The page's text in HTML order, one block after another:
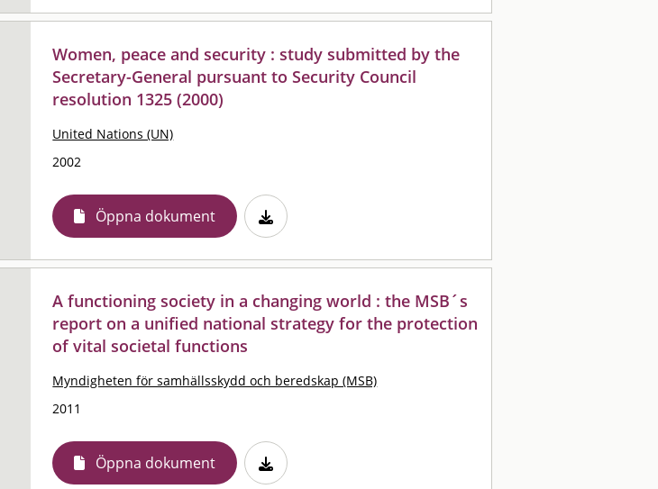
Women, peace and security : study submitted by the
Secretary-General pursuant to Security Council
resolution 1325 (2000)
United Nations (UN)
2002
Öppna dokument
A functioning society in a changing world : the MSB´s
report on a unified national strategy for the protection
of vital societal functions
Myndigheten för samhällsskydd och beredskap (MSB)
2011
Öppna dokument